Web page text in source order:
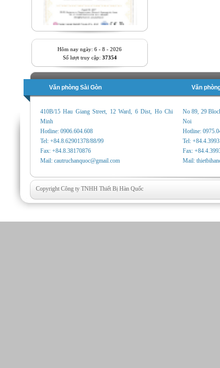
Hôm nay ngày: 6 - 8 - 2026
Số lượt truy cập: 37354
Văn phòng Sài Gòn Văn
410B/15 Hau Giang Street, 12 Ward, 6 Dist, Ho Chi
Minh
Hotline: 0906.604.608
Tel: +84.8.62901378/88/99
Fax: +84.8.38170876
Mail: cautruchanquoc@gmail.com
No 89, 29
Noi
Hotline:
Tel:
Fax:
Mail:
Copyright Công ty TNHH Thiết Bị Hàn Quốc